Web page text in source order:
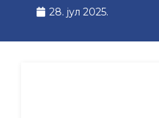
28. јул 2025.